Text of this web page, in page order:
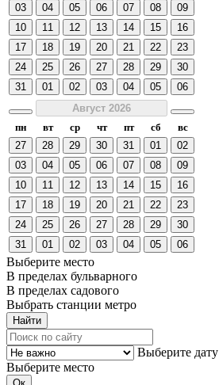
03
04 05 06 07 08
09
10
11 12 13 14 15
16
17
18 19 20 21 22
23
24
25 26 27 28 29
30
31
01 02 03 04 05
06
Август 2026
пн
вт ср чт пт сб
вс
27
28 29 30 31 01
02
03
04 05 06 07 08
09
10
11 12 13 14 15
16
17
18 19 20 21 22
23
24
25 26 27 28 29
30
31
01 02 03 04 05 06
Выберите место
В пределах бульварного
В пределах садового
Выбрать станции метро
Выберите дату
Выберите место